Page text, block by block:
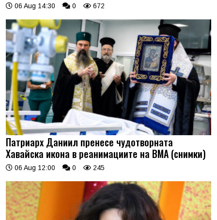
06 Aug 14:30 0 672
Патриарх Даниил пренесе чудотворната
Хавайска икона в реанимациите на ВМА (снимки)
06 Aug 12:00 0 245